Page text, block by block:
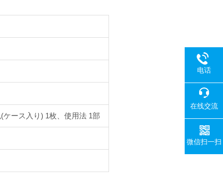
ース入り) 1枚、使用法 1部
电话
在线交流
微信扫一扫